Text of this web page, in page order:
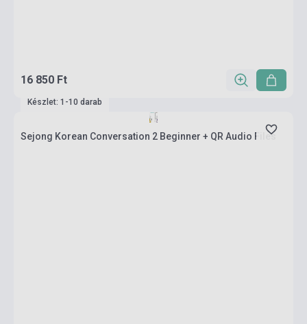
16 850 Ft
Készlet: 1-10 darab
Sejong Korean Conversation 2 Beginner + QR Audio Files